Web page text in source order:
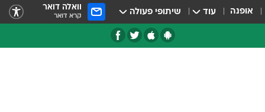
אופנה עוד שיתופי פעולה וואלה דואר
קרא דואר